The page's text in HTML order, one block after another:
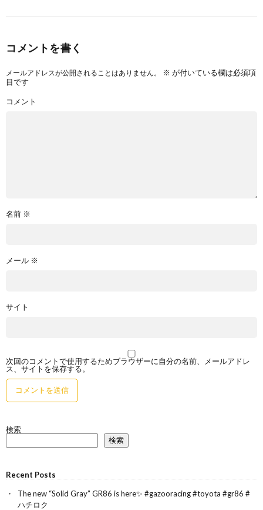
コメントを書く
メールアドレスが公開されることはありません。 ※ が付いている欄は必須項
目です
コメント
名前 ※
メール ※
サイト
次回のコメントで使用するためブラウザーに自分の名前、メールアドレ
ス、サイトを保存する。
検索
検索
Recent Posts
The new “Solid Gray” GR86 is here✨ #gazooracing #toyota #gr86 #
ハチロク